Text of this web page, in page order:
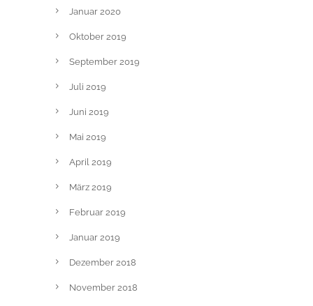
Januar 2020
Oktober 2019
September 2019
Juli 2019
Juni 2019
Mai 2019
April 2019
März 2019
Februar 2019
Januar 2019
Dezember 2018
November 2018